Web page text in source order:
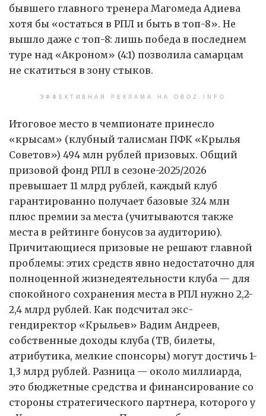
бывшего главного тренера Магомеда Адиева
хотя бы «остаться в РПЛ и быть в топ-8». Не
вышло даже с топ-8: лишь победа в последнем
туре над «Акроном» (4:1) позволила самарцам
не скатиться в зону стыков.
ЭФФЕКТИВНАЯ РЕКЛАМА НА OBOZ.INFO
Итоговое место в чемпионате принесло
«крысам» (клубный талисман ПФК «Крылья
Советов») 494 млн рублей призовых. Общий
призовой фонд РПЛ в сезоне-2025/2026
превышает 11 млрд рублей, каждый клуб
гарантированно получает базовые 324 млн
плюс премии за места (учитываются также
места в рейтинге бонусов за аудиторию).
Причитающиеся призовые не решают главной
проблемы: этих средств явно недостаточно для
полноценной жизнедеятельности клуба — для
спокойного сохранения места в РПЛ нужно 2,2-
2,4 млрд рублей. Как подсчитал экс-
гендиректор «Крыльев» Вадим Андреев,
собственные доходы клуба (ТВ, билеты,
атрибутика, мелкие спонсоры) могут достичь 1-
1,3 млрд рублей. Разница — около миллиарда,
это бюджетные средства и финансирование со
стороны стратегического партнера, которого у